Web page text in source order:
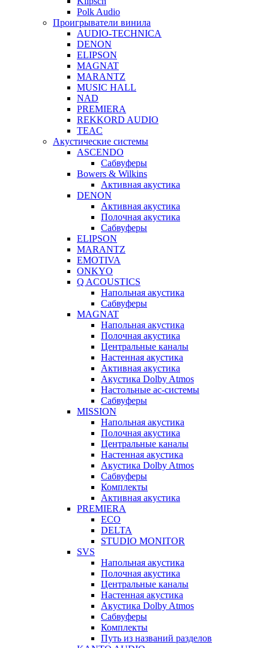
Polk Audio
Проигрыватели винила
AUDIO-TECHNICA
DENON
ELIPSON
MAGNAT
MARANTZ
MUSIC HALL
NAD
PREMIERA
REKKORD AUDIO
TEAC
Акустические системы
ASCENDO
Сабвуферы
Bowers & Wilkins
Активная акустика
DENON
Активная акустика
Полочная акустика
Сабвуферы
ELIPSON
MARANTZ
EMOTIVA
ONKYO
Q ACOUSTICS
Напольная акустика
Сабвуферы
MAGNAT
Напольная акустика
Полочная акустика
Центральные каналы
Настенная акустика
Активная акустика
Акустика Dolby Atmos
Настольные ас-системы
Сабвуферы
MISSION
Напольная акустика
Полочная акустика
Центральные каналы
Настенная акустика
Акустика Dolby Atmos
Сабвуферы
Комплекты
Активная акустика
PREMIERA
ECO
DELTA
STUDIO MONITOR
SVS
Напольная акустика
Полочная акустика
Центральные каналы
Настенная акустика
Акустика Dolby Atmos
Сабвуферы
Комплекты
Путь из названий разделов